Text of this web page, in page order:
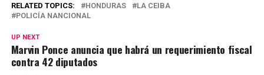
RELATED TOPICS: HONDURAS
LA CEIBA
POLICÍA NANCIONAL
UP NEXT
Marvin Ponce anuncia que habrá un requerimiento fiscal
contra 42 diputados